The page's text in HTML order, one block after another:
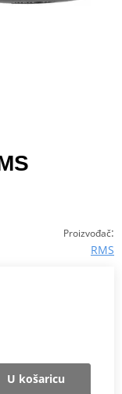
Proizvođač:
RMS
U košaricu